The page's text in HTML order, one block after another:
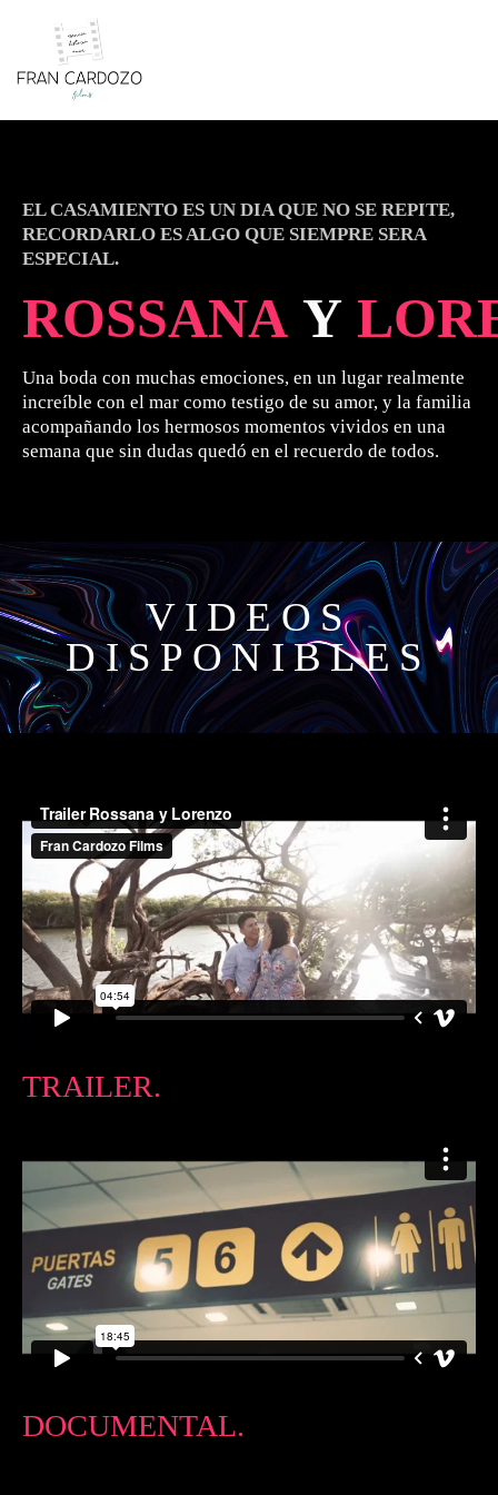
EL CASAMIENTO ES UN DIA QUE NO SE REPITE,
RECORDARLO ES ALGO QUE SIEMPRE SERA
ESPECIAL.
ROSSANA Y
Una boda con muchas emociones, en un lugar realmente
increíble con el mar como testigo de su amor, y la familia
acompañando los hermosos momentos vividos en una
semana que sin dudas quedó en el recuerdo de todos.
VIDEOS
DISPONIBLES
TRAILER.
DOCUMENTAL.